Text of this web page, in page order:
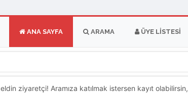
ANA SAYFA ARAMA ÜYE LISTESI
ziyaretçi! Aramıza katılmak istersen kayıt olabilirsin,